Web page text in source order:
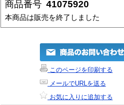
商品番号 41075920
本商品は販売を終了しました
このページを印刷する
メールでURLを送る
お気に入りに追加する